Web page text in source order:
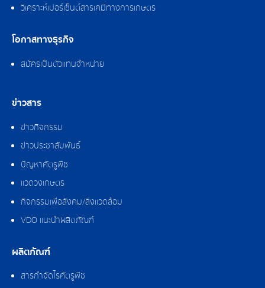
วิเคราะห์เปอร์เซ็นต์สารเคมีทางการเกษตร
โอกาสทางธุรกิจ
สมัครเป็นตัวแทนจำหน่าย
ข่าวสาร
ข่าวกิจกรรม
ข่าวประชาสัมพันธ์
ปัญหาศัตรูพืช
แวดวงเกษตร
กิจกรรมเพื่อสังคม/สิ่งแวดล้อม
VDO แนะนำผลิตภัณฑ์
ผลิตภัณฑ์
สารกำจัดไรศัตรูพืช